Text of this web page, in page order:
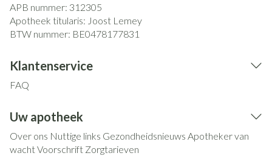
APB nummer: 312305
Apotheek titularis: Joost Lemey
BTW nummer: BE0478177831
Klantenservice
FAQ
Uw apotheek
Over ons Nuttige links Gezondheidsnieuws Apotheker van
wachtVoorschrift Zorgtarieven